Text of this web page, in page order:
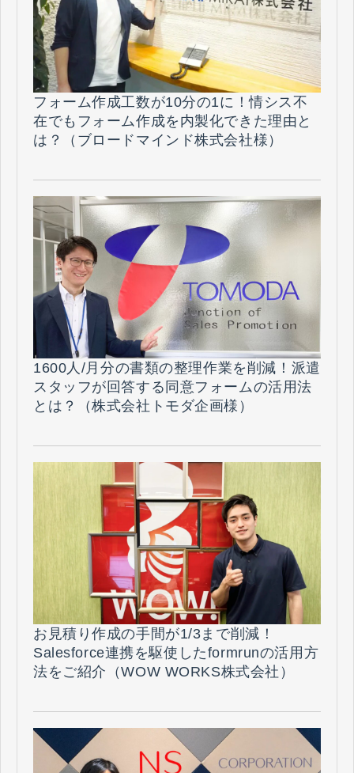
フォーム作成工数が10分の1に！情シス不
在でもフォーム作成を内製化できた理由と
は？（ブロードマインド株式会社様）
1600人/月分の書類の整理作業を削減！派遣
スタッフが回答する同意フォームの活用法
とは？（株式会社トモダ企画様）
お見積り作成の手間が1/3まで削減！
Salesforce連携を駆使したformrunの活用方
法をご紹介（WOW WORKS株式会社）